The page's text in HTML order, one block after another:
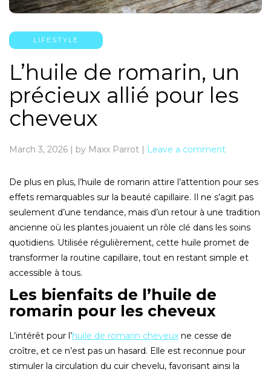
LIFESTYLE
L’huile de romarin, un
précieux allié pour les
cheveux
March 3, 2026 | by Maxx Parrot | Leave a comment
De plus en plus, l’huile de romarin attire l’attention pour ses
effets remarquables sur la beauté capillaire. Il ne s’agit pas
seulement d’une tendance, mais d’un retour à une tradition
ancienne où les plantes jouaient un rôle clé dans les soins
quotidiens. Utilisée régulièrement, cette huile promet de
transformer la routine capillaire, tout en restant simple et
accessible à tous.
Les bienfaits de l’huile de
romarin pour les cheveux
L’intérêt pour l’huile de romarin cheveux ne cesse de
croître, et ce n’est pas un hasard. Elle est reconnue pour
stimuler la circulation du cuir chevelu, favorisant ainsi la